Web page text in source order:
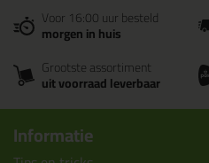
Voor 16:00 uur besteld
morgen in huis
Grootste assortiment
uit voorraad leverbaar
Informatie